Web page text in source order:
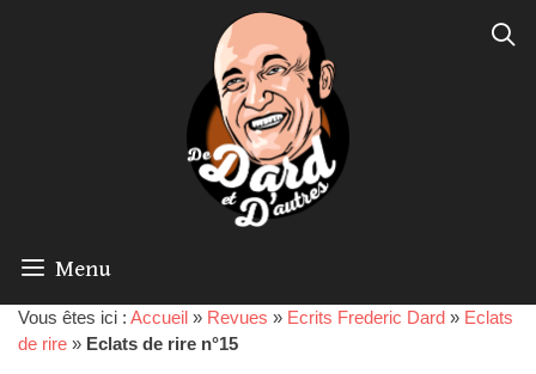
Menu
Vous êtes ici : Accueil » Revues » Ecrits Frederic Dard » Eclats
de rire » Eclats de rire n°15